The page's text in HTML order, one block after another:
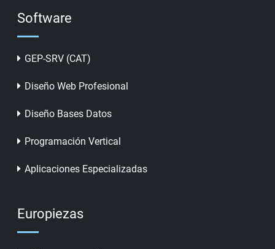
Software
GEP-SRV (CAT)
Diseño Web Profesional
Diseño Bases Datos
Programación Vertical
Aplicaciones Especializadas
Europiezas